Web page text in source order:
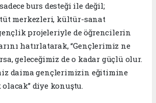
burs desteği ile değil;
merkezleri, kültür-sanat
projeleriyle de öğrencilerin
hatırlatarak, “Gençlerimiz ne
geleceğimiz de o kadar güçlü olur.
daima gençlerimizin eğitimine
olacak” diye konuştu.